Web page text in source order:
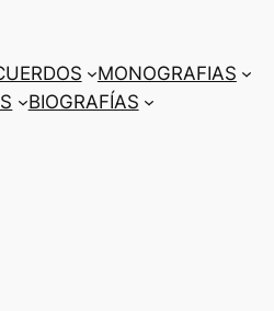
MONOGRAFIAS
BIOGRAFÍAS